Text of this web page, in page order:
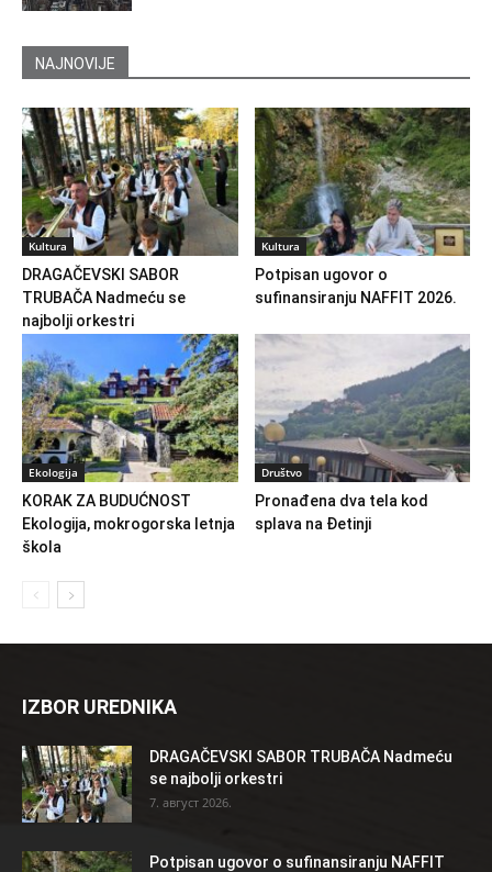
NAJNOVIJE
Kultura
DRAGAČEVSKI SABOR
TRUBAČA Nadmeću se
najbolji orkestri
Kultura
Potpisan ugovor o
sufinansiranju NAFFIT 2026.
Ekologija
KORAK ZA BUDUĆNOST
Ekologija, mokrogorska letnja
škola
Društvo
Pronađena dva tela kod
splava na Đetinji
IZBOR UREDNIKA
DRAGAČEVSKI SABOR TRUBAČA Nadmeću
se najbolji orkestri
7. август 2026.
Potpisan ugovor o sufinansiranju NAFFIT